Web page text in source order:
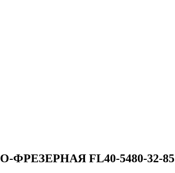
FL40-5480-32-85